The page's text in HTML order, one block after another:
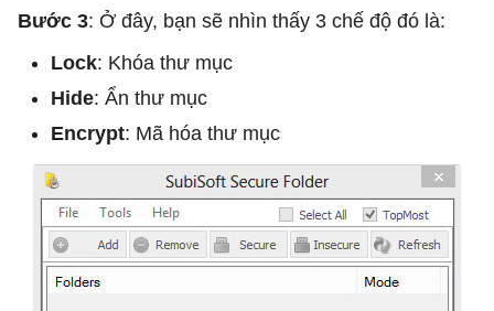
Bước 3: Ở đây, bạn sẽ nhìn thấy 3 chế độ đó là:
Lock: Khóa thư mục
Hide: Ẩn thư mục
Encrypt: Mã hóa thư mục